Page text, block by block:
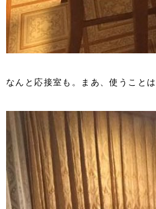
なんと応接室も。まあ、使うこと